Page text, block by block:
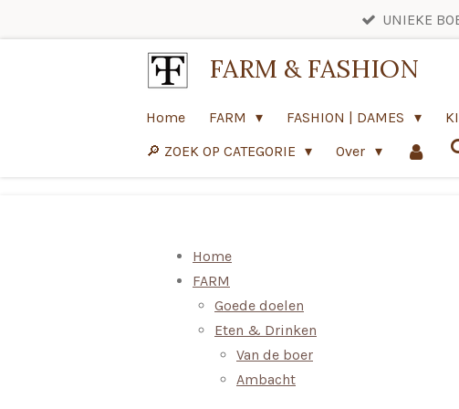
UNIEKE
FARM & FASHION
Home FARM FASHION | DAMES
🔎 ZOEK OP CATEGORIE
Over
Home
FARM
Goede doelen
Eten & Drinken
Van de boer
Ambacht